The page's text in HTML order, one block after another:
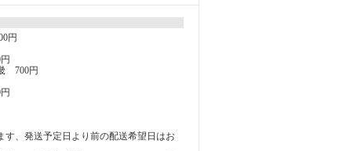
円
700円
す、発送予定日より前の配送希望日はお